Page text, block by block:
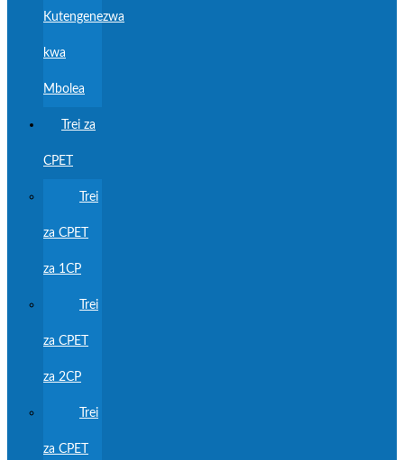
Kutengenezwa
kwa
Mbolea
Trei za
CPET
Trei
za CPET
za 1CP
Trei
za CPET
za 2CP
Trei
za CPET